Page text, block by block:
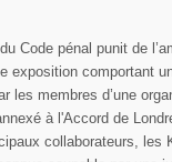
pour cela
Code pénal punit de
comportant
les membres d’une
à l'Accord de
collaborateurs,